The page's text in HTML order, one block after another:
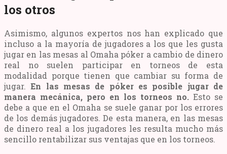
los otros
Asimismo, algunos expertos nos han explicado que
incluso a la mayoría de jugadores a los que les gusta
jugar en las mesas al Omaha póker a cambio de dinero
real no suelen participar en torneos de esta
modalidad porque tienen que cambiar su forma de
jugar.En las mesas de póker es posible jugar de
manera mecánica, pero en los torneos no. Esto se
debe a que en el Omaha se suele ganar por los errores
de los demás jugadores. De esta manera, en las mesas
de dinero real a los jugadores les resulta mucho más
sencillo rentabilizar sus ventajas que en los torneos.